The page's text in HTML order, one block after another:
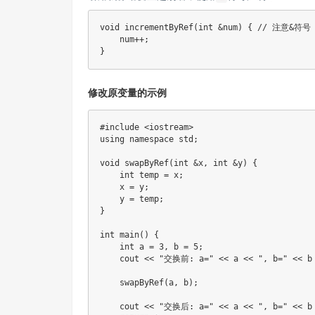
void incrementByRef( int &num) {
// 注意&符号
    num
++;
}
修改原变量的示例
#include <iostream>
using
namespace std ;
void swapByRef( int &x , int &y)
{
int temp = x;
    x
= y;
    y
= temp;
}
int main( )
{
int a = 3 , b = 5;
    cout
<< "交换前: a=" << a << ", b=" << b
swapByRef(a , b) ;
    cout
<< "交换后: a=" << a << ", b=" << b